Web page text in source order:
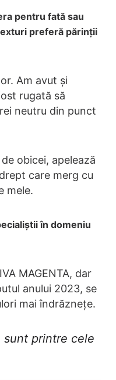
pentru fată sau
preferă părinții
Am avut și
rugată să
neutru din punct
obicei, apelează
care merg cu
mele.
în domeniu
MAGENTA, dar
anului 2023, se
mai îndrăznețe.
sunt printre cele